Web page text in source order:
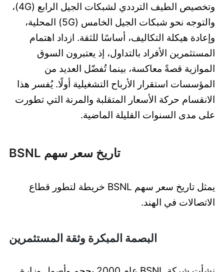
وتخصيص الطيف الترددي لشبكات الجيل الرابع (4G)،
والتوجه نحو شبكات الجيل الخامس (5G) المحلية،
وإعادة هيكلة التكاليف، أساسًا للثقة. ازداد اهتمام
المستثمرين الأفراد بالتداول، إذ يعتبرون السوق
الموازية قصةً معاكسة، بينما تُفضّل العديد من
المؤسسات استقرار الأرباح التشغيلية أولًا. يُفسر هذا
الانقسام حركة الأسعار المتقلبة والمرنة التي تطورت
على مدى السنوات القليلة الماضية.
تاريخ سعر سهم BSNL
يمثل تاريخ سعر سهم BSNL خريطة لتطور قطاع
الاتصالات في الهند.
البصمة المبكرة وثقة المستثمرين